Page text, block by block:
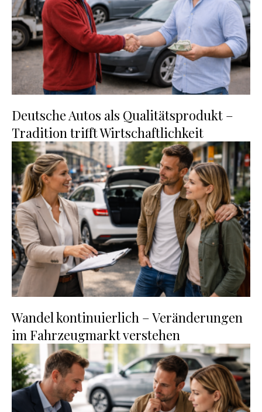
Deutsche Autos als Qualitätsprodukt –
Tradition trifft Wirtschaftlichkeit
Wandel kontinuierlich – Veränderungen
im Fahrzeugmarkt verstehen